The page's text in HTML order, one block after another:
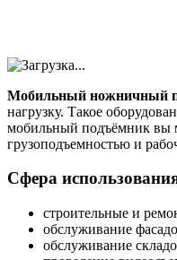
Мобильный ножничный
нагрузку. Такое
мобильный подъёмник вы
грузоподъемностью и
Сфера
строительные и
обслуживание
обслуживание